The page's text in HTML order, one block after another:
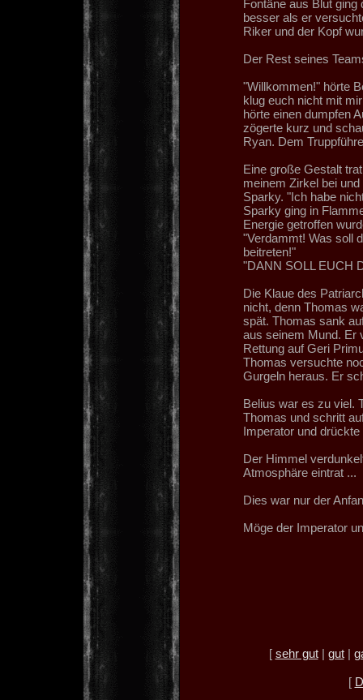
Fontäne aus Blut
besser als er
Riker und der Kopf
Der Rest seines
"Willkommen!" hörte
klug euch nicht mit
hörte einen dumpfen
zögerte kurz und
Ryan. Dem
Eine große Gestalt
meinem Zirkel bei
Sparky. "Ich habe
Sparky ging in
Energie getroffen
"Verdammt! Was soll
beitreten!"
"DANN SOLL EUCH
Die Klaue des
nicht, denn Thomas
spät. Thomas sank
aus seinem Mund. Er
Rettung auf Geri
Thomas versuchte
Gurgeln heraus. Er
Belius war es zu viel.
Thomas und schritt
Imperator und drückte
Der Himmel
Atmosphäre eintrat ...
Dies war nur der
Möge der Imperator
[ sehr gut| gut|
[